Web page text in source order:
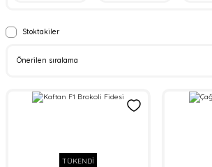
Stoktakiler
TÜKENDİ